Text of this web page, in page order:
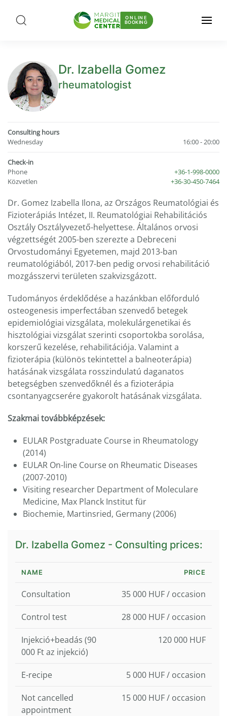
ONLINE
BOOKING
Dr. Izabella Gomez
rheumatologist
Consulting hours
Wednesday
16:00 - 20:00
Check-in
Phone
+36-1-998-0000
Közvetlen
+36-30-450-7464
Dr. Gomez Izabella Ilona, az Országos Reumatológiai és
Fizioterápiás Intézet, II. Reumatológiai Rehabilitációs
Osztály Osztályvezető-helyettese. Általános orvosi
végzettségét 2005-ben szerezte a Debreceni
Orvostudományi Egyetemen, majd 2013-ban
reumatológiából, 2017-ben pedig orvosi rehabilitáció
mozgásszervi területen szakvizsgázott.
Tudományos érdeklődése a hazánkban előforduló
osteogenesis imperfectában szenvedő betegek
epidemiológiai vizsgálata, molekulárgenetikai és
hisztológiai vizsgálat szerinti csoportokba sorolása,
korszerű kezelése, rehabilitációja. Valamint a
fizioterápia (különös tekintettel a balneoterápia)
hatásának vizsgálata rosszindulatú daganatos
betegségben szenvedőknél és a fizioterápia
csontanyagcserére gyakorolt hatásának vizsgálata.
Szakmai továbbképzések:
EULAR Postgraduate Course in Rheumatology
(2014)
EULAR On-line Course on Rheumatic Diseases
(2007-2010)
Visiting researcher Department of Moleculare
Medicine, Max Planck Institut für
Biochemie, Martinsried, Germany (2006)
Dr. Izabella Gomez - Consulting prices:
NAME PRICE
Consultation 35 000 HUF / occasion
Control test 28 000 HUF / occasion
Injekció+beadás (90
000 Ft az injekció)
120 000 HUF
E-recipe 5 000 HUF / occasion
Not cancelled
appointment
15 000 HUF / occasion